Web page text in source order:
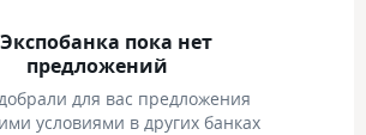
пока нет
предложений
для вас предложения
условиями в других банках